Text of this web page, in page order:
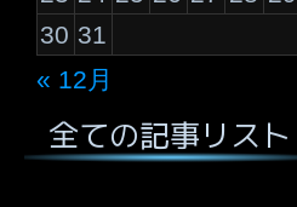
« 12月
30 31
全ての記事リスト